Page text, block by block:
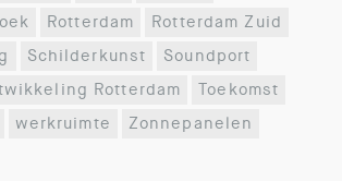
Rotterdam
Rotterdam Zuid
Schilderkunst
Soundport
Rotterdam
Toekomst
werkruimte Zonnepanelen